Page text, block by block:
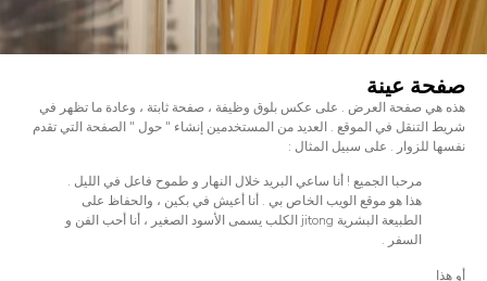
صفحة عينة
هذه هي صفحة العرض . على عكس بلوق وظيفة ، صفحة ثابتة ، وعادة ما تظهر في
شريط التنقل في الموقع . العديد من المستخدمين إنشاء " حول " الصفحة التي تقدم
نفسها للزوار . على سبيل المثال :
مرحبا الجميع ! أنا ساعي البريد خلال النهار و طموح فاعل في الليل .
هذا هو موقع الويب الخاص بي . أنا أعيش في بكين ، والحفاظ على
الطبيعة البشرية jitong الكلب يسمى الأسود الصغير ، أنا أحب الفن و
السفر .
أو هذا